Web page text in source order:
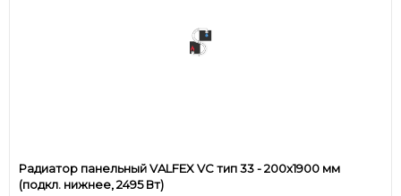
Радиатор панельный VALFEX VC тип 33 - 200x1900 мм
(подкл. нижнее, 2495 Вт)